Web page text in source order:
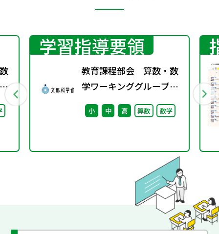
学習指導要領
教育課程部会 算数・数
学ワーキンググループ
（第8回） 配付資料
※理科ワーキンググルー
小 中 高 算数 数学